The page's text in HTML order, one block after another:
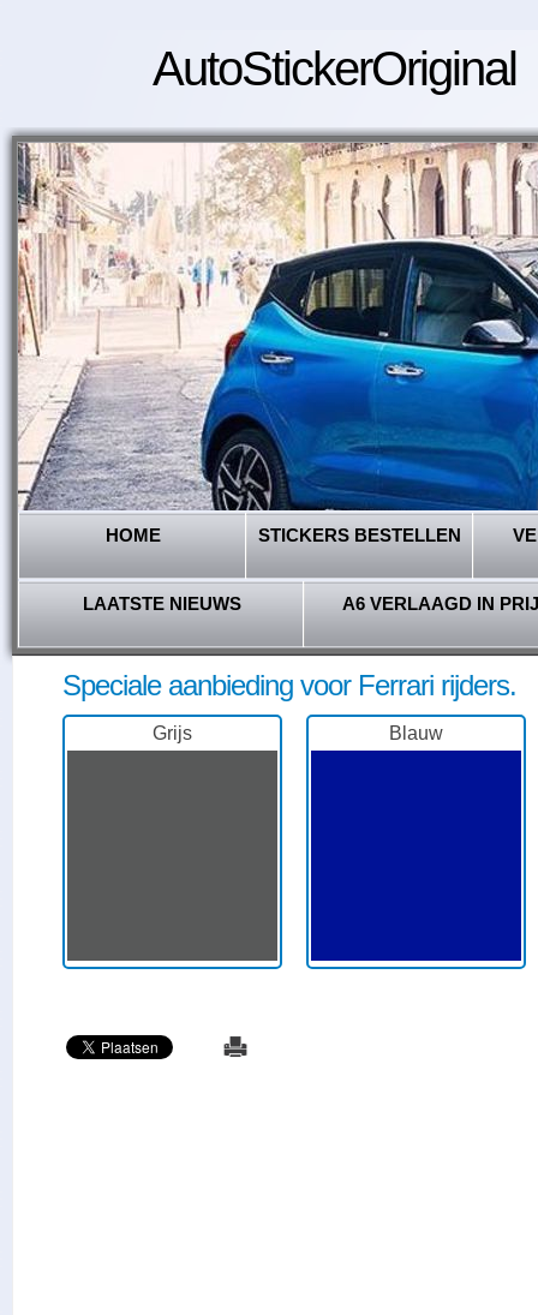
AutoStickerOriginal
HOME STICKERS BESTELLEN
LAATSTE NIEUWS A6 VERLAAGD IN
Speciale aanbieding voor Ferrari rijders.
Grijs Blauw